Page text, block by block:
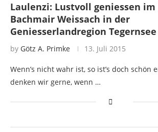
Laulenzi: Lustvoll geniessen im
Bachmair Weissach in der
Geniesserlandregion Tegernsee
by Götz A. Primke 13. Juli 2015
Wenn’s nicht wahr ist, so ist’s doch schön
denken wir gerne, wenn …